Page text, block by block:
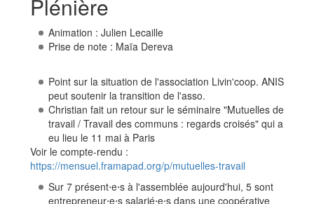
Plénière
Animation : Julien Lecaille
Prise de note : Maïa Dereva
Point sur la situation de l'association Livin'coop. ANIS
peut soutenir la transition de l'asso.
Christian fait un retour sur le séminaire "Mutuelles de
travail / Travail des communs : regards croisés" qui a
eu lieu le 11 mai à Paris
Voir le compte-rendu :
https://mensuel.framapad.org/p/mutuelles-travail
Sur 7 présent⋅e⋅s à l'assemblée aujourd'hui, 5 sont
entrepreneur⋅e⋅s salarié⋅e⋅s dans une coopérative